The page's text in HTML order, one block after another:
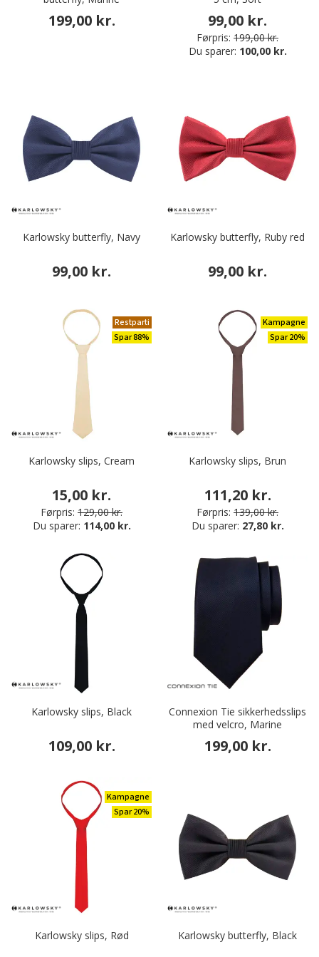
199,00 kr. 99,00 kr.
Førpris: 199,00 kr.
Du sparer: 100,00 kr.
Karlowsky butterfly, Navy
99,00 kr.
Karlowsky butterfly, Ruby red
99,00 kr.
Restparti
Spar 88%
Karlowsky slips, Cream
15,00 kr.
Førpris: 129,00 kr.
Du sparer: 114,00 kr.
Kampagne
Spar 20%
Karlowsky slips, Brun
111,20 kr.
Førpris: 139,00 kr.
Du sparer: 27,80 kr.
Karlowsky slips, Black
109,00 kr.
Connexion Tie sikkerhedsslips
med velcro, Marine
199,00 kr.
Kampagne
Spar 20%
Karlowsky slips, Rød Karlowsky butterfly, Black